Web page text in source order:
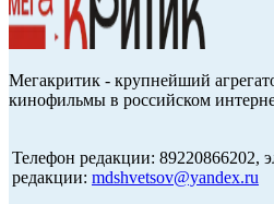
Мегакритик - крупнейший
кинофильмы в российском
Телефон редакции: 89220866202,
редакции: mdshvetsov@yandex.ru